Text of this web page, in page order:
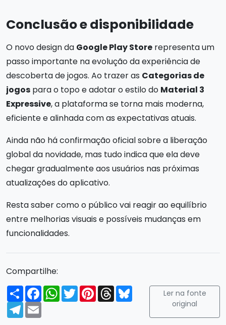
Conclusão e disponibilidade
O novo design da Google Play Store representa um
passo importante na evolução da experiência de
descoberta de jogos. Ao trazer as Categorias de
jogos para o topo e adotar o estilo do Material 3
Expressive, a plataforma se torna mais moderna,
eficiente e alinhada com as expectativas atuais.
Ainda não há confirmação oficial sobre a liberação
global da novidade, mas tudo indica que ela deve
chegar gradualmente aos usuários nas próximas
atualizações do aplicativo.
Resta saber como o público vai reagir ao equilíbrio
entre melhorias visuais e possíveis mudanças em
funcionalidades.
Compartilhe:
Compartilhar
FacebookWhatsApp
TwitterPinterest
ThreadsBluesky
Telegram
Email
Ler na fonte
original